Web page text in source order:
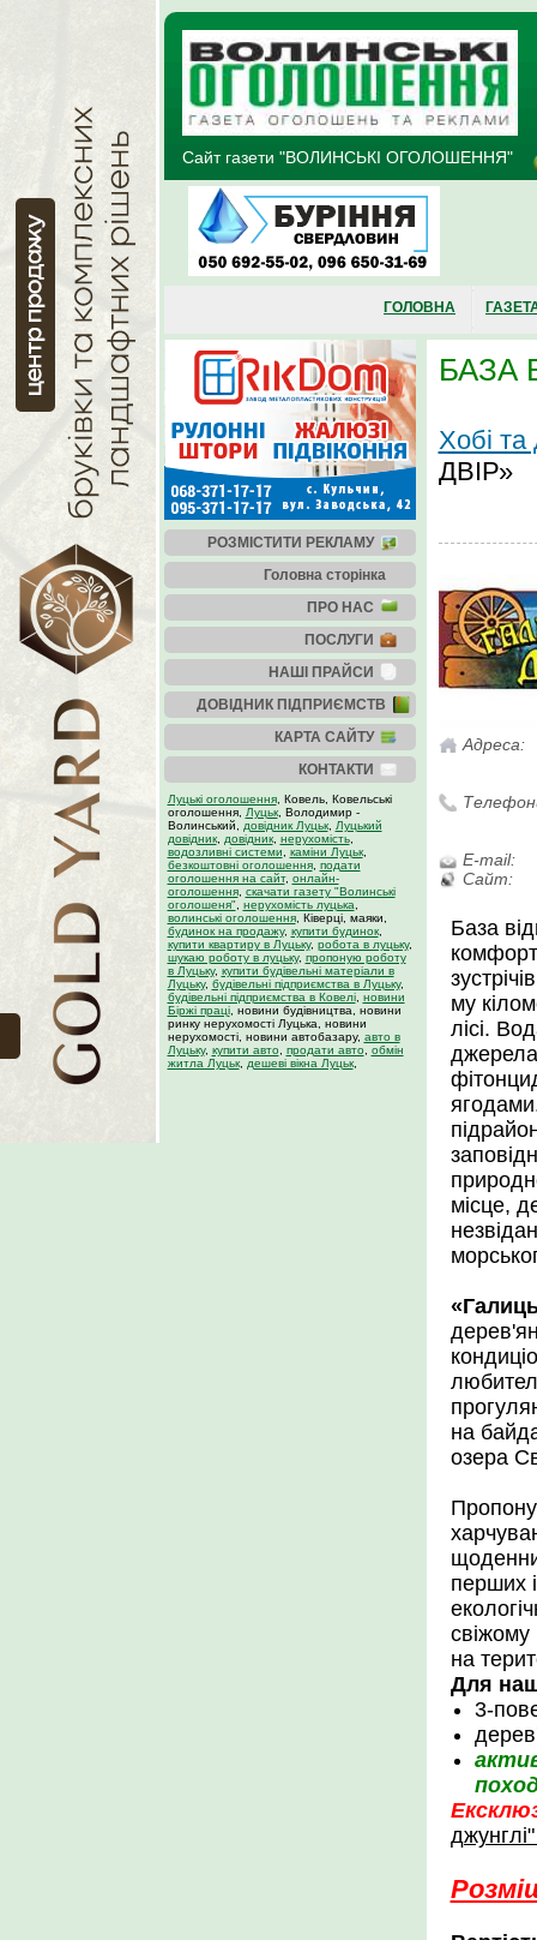
Перейти до основного матеріалу
Сайт газети "ВОЛИНСЬКІ ОГОЛОШЕННЯ"
ГОЛОВНА
РОЗМІСТИТИ РЕКЛАМУ
Головна сторінка
ПРО НАС
ПОСЛУГИ
НАШІ ПРАЙСИ
ДОВІДНИК ПІДПРИЄМСТВ
КАРТА САЙТУ
КОНТАКТИ
Луцькі оголошення, Ковель, Ковельські
оголошення,
Луцьк, Володимир -
Волинський,
довідник Луцьк,
Луцький
довідник, довідник, нерухомість,
водозливні системи
каміни Луцьк,
безкоштовні оголошення, подати
оголошення на сайт, онлайн-
оголошення, скачати газету "Волинські
оголошеня"
нерухомість луцька
волинські оголошення, Ківерці, маяки,
будинок на продажу, купити будинок,
купити квартиру в Луцьку, робота в луцьку,
шукаю роботу в луцьку, пропоную роботу
в Луцьку, купити будівельні матеріали в
Луцьку, будівельні підприємства в Луцьку,
будівельні підприємства в Ковелі, новини
Біржі праці, новини будівництва, новини
ринку нерухомості Луцька, новини
нерухомості, новини автобазару, авто в
Луцьку, купити авто, продати авто, обмін
житла Луцьк, дешеві вікна Луцьк,
БАЗА
Хобі та
ДВІР»
Адреса:
E-mail:
Сайт:
База
му
лісі.
місце,
на
озера
перших
свіжому
на
Для
3-